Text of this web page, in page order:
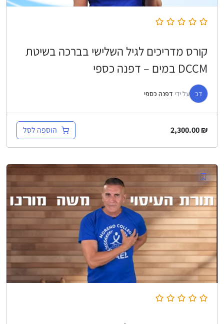
קורס מדריכים לגיל השלישי בברכה בשיטת
DCCM במים – דפנה כספי
דכ על ידי דפנה כספי
2,300.00₪ הוספה לסל